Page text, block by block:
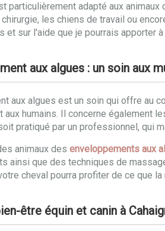
particulièrement adapté aux
chirurgie, les chiens de travail ou
et sur l'aide que je pourrais apporter à
aux algues : un soin aux
aux algues est un soin qui offre au
aux humains. Il concerne également
pratiqué par un professionnel, qui
animaux des enveloppements aux
ainsi que des techniques de
cheval pourra profiter de ce que
être équin et canin à